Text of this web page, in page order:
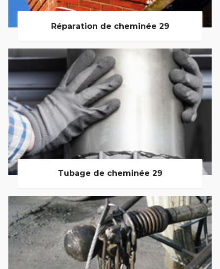
Réparation de cheminée 29
Tubage de cheminée 29